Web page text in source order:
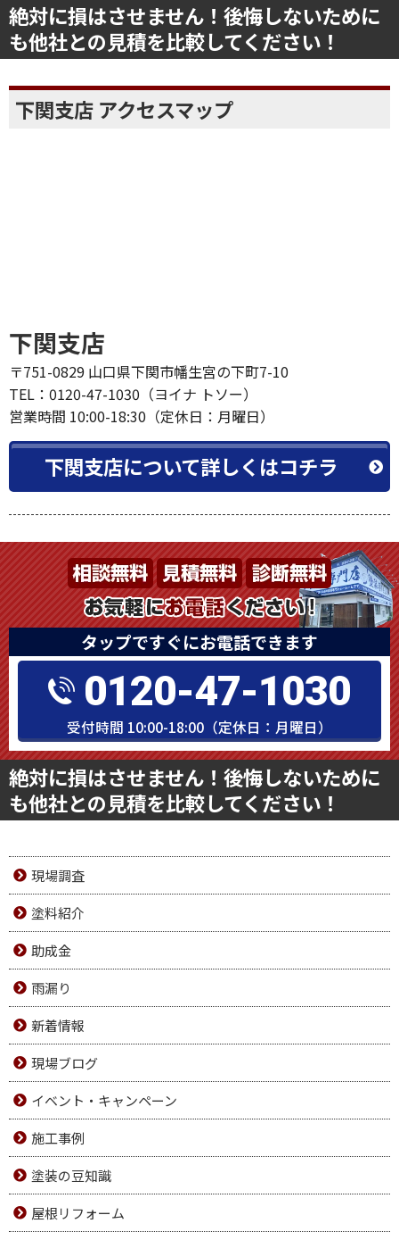
絶対に損はさせません！後悔しないために
も他社との見積を比較してください！
下関支店 アクセスマップ
下関支店
〒751-0829 山口県下関市幡生宮の下町7-10
TEL：0120-47-1030（ヨイナ トソー）
営業時間 10:00-18:30（定休日：月曜日）
下関支店について詳しくはコチラ
タップですぐにお電話できます
0120-47-1030
受付時間 10:00-18:00（定休日：月曜日）
絶対に損はさせません！後悔しないために
も他社との見積を比較してください！
現場調査
塗料紹介
助成金
雨漏り
新着情報
現場ブログ
イベント・キャンペーン
施工事例
塗装の豆知識
屋根リフォーム